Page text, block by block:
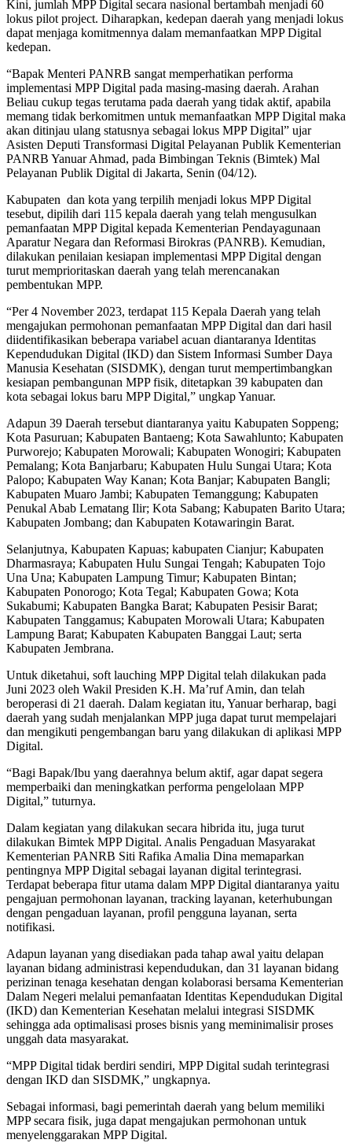
Kini, jumlah MPP Digital secara nasional bertambah menjadi 60
lokus pilot project. Diharapkan, kedepan daerah yang menjadi lokus
dapat menjaga komitmennya dalam memanfaatkan MPP Digital
kedepan.
“Bapak Menteri PANRB sangat memperhatikan performa
implementasi MPP Digital pada masing-masing daerah. Arahan
Beliau cukup tegas terutama pada daerah yang tidak aktif, apabila
memang tidak berkomitmen untuk memanfaatkan MPP Digital maka
akan ditinjau ulang statusnya sebagai lokus MPP Digital” ujar
Asisten Deputi Transformasi Digital Pelayanan Publik Kementerian
PANRB Yanuar Ahmad, pada Bimbingan Teknis (Bimtek) Mal
Pelayanan Publik Digital di Jakarta, Senin (04/12).
Kabupaten dan kota yang terpilih menjadi lokus MPP Digital
tesebut, dipilih dari 115 kepala daerah yang telah mengusulkan
pemanfaatan MPP Digital kepada Kementerian Pendayagunaan
Aparatur Negara dan Reformasi Birokras (PANRB). Kemudian,
dilakukan penilaian kesiapan implementasi MPP Digital dengan
turut memprioritaskan daerah yang telah merencanakan
pembentukan MPP.
“Per 4 November 2023, terdapat 115 Kepala Daerah yang telah
mengajukan permohonan pemanfaatan MPP Digital dan dari hasil
diidentifikasikan beberapa variabel acuan diantaranya Identitas
Kependudukan Digital (IKD) dan Sistem Informasi Sumber Daya
Manusia Kesehatan (SISDMK), dengan turut mempertimbangkan
kesiapan pembangunan MPP fisik, ditetapkan 39 kabupaten dan
kota sebagai lokus baru MPP Digital,” ungkap Yanuar.
Adapun 39 Daerah tersebut diantaranya yaitu Kabupaten Soppeng;
Kota Pasuruan; Kabupaten Bantaeng; Kota Sawahlunto; Kabupaten
Purworejo; Kabupaten Morowali; Kabupaten Wonogiri; Kabupaten
Pemalang; Kota Banjarbaru; Kabupaten Hulu Sungai Utara; Kota
Palopo; Kabupaten Way Kanan; Kota Banjar; Kabupaten Bangli;
Kabupaten Muaro Jambi; Kabupaten Temanggung; Kabupaten
Penukal Abab Lematang Ilir; Kota Sabang; Kabupaten Barito Utara;
Kabupaten Jombang; dan Kabupaten Kotawaringin Barat.
Selanjutnya, Kabupaten Kapuas; kabupaten Cianjur; Kabupaten
Dharmasraya; Kabupaten Hulu Sungai Tengah; Kabupaten Tojo
Una Una; Kabupaten Lampung Timur; Kabupaten Bintan;
Kabupaten Ponorogo; Kota Tegal; Kabupaten Gowa; Kota
Sukabumi; Kabupaten Bangka Barat; Kabupaten Pesisir Barat;
Kabupaten Tanggamus; Kabupaten Morowali Utara; Kabupaten
Lampung Barat; Kabupaten Kabupaten Banggai Laut; serta
Kabupaten Jembrana.
Untuk diketahui, soft lauching MPP Digital telah dilakukan pada
Juni 2023 oleh Wakil Presiden K.H. Ma’ruf Amin, dan telah
beroperasi di 21 daerah. Dalam kegiatan itu, Yanuar berharap, bagi
daerah yang sudah menjalankan MPP juga dapat turut mempelajari
dan mengikuti pengembangan baru yang dilakukan di aplikasi MPP
Digital.
“Bagi Bapak/Ibu yang daerahnya belum aktif, agar dapat segera
memperbaiki dan meningkatkan performa pengelolaan MPP
Digital,” tuturnya.
Dalam kegiatan yang dilakukan secara hibrida itu, juga turut
dilakukan Bimtek MPP Digital. Analis Pengaduan Masyarakat
Kementerian PANRB Siti Rafika Amalia Dina memaparkan
pentingnya MPP Digital sebagai layanan digital terintegrasi.
Terdapat beberapa fitur utama dalam MPP Digital diantaranya yaitu
pengajuan permohonan layanan, tracking layanan, keterhubungan
dengan pengaduan layanan, profil pengguna layanan, serta
notifikasi.
Adapun layanan yang disediakan pada tahap awal yaitu delapan
layanan bidang administrasi kependudukan, dan 31 layanan bidang
perizinan tenaga kesehatan dengan kolaborasi bersama Kementerian
Dalam Negeri melalui pemanfaatan Identitas Kependudukan Digital
(IKD) dan Kementerian Kesehatan melalui integrasi SISDMK
sehingga ada optimalisasi proses bisnis yang meminimalisir proses
unggah data masyarakat.
“MPP Digital tidak berdiri sendiri, MPP Digital sudah terintegrasi
dengan IKD dan SISDMK,” ungkapnya.
Sebagai informasi, bagi pemerintah daerah yang belum memiliki
MPP secara fisik, juga dapat mengajukan permohonan untuk
menyelenggarakan MPP Digital.